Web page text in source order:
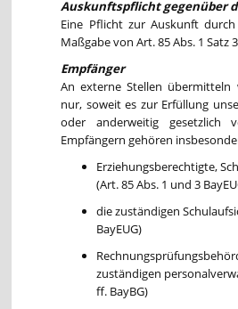
Auskunftspflicht gegenüber
Eine Pflicht zur Auskunft
Maßgabe von Art. 85 Abs. 1 Satz
Empfänger
An externe Stellen
nur, soweit es zur Erfüllung
oder anderweitig gesetzlich
Empfängern gehören
Erziehungsberechtigte,
(Art. 85 Abs. 1 und 3
die zuständigen
BayEUG)
zuständigen
ff. BayBG)